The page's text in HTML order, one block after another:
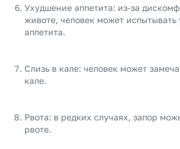
Ухудшение аппетита: из-за
животе, человек может
аппетита.
Слизь в кале: человек может
кале.
Рвота: в редких случаях, запор
рвоте.